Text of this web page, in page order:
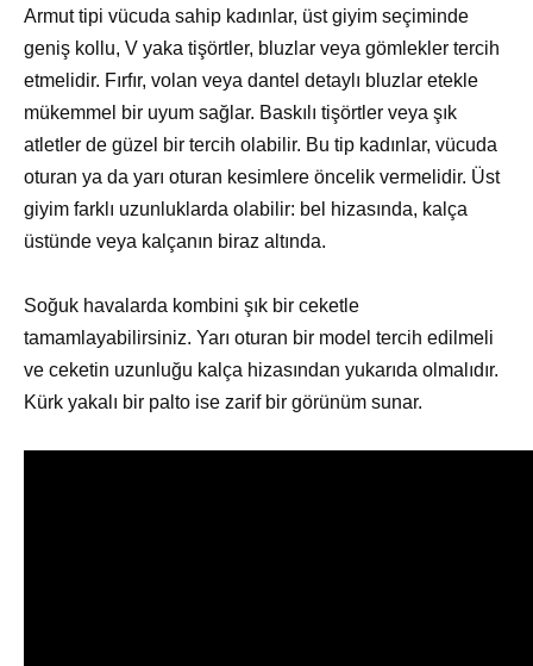
Armut tipi vücuda sahip kadınlar, üst giyim seçiminde
geniş kollu, V yaka tişörtler, bluzlar veya gömlekler tercih
etmelidir. Fırfır, volan veya dantel detaylı bluzlar etekle
mükemmel bir uyum sağlar. Baskılı tişörtler veya şık
atletler de güzel bir tercih olabilir. Bu tip kadınlar, vücuda
oturan ya da yarı oturan kesimlere öncelik vermelidir. Üst
giyim farklı uzunluklarda olabilir: bel hizasında, kalça
üstünde veya kalçanın biraz altında.
Soğuk havalarda kombini şık bir ceketle
tamamlayabilirsiniz. Yarı oturan bir model tercih edilmeli
ve ceketin uzunluğu kalça hizasından yukarıda olmalıdır.
Kürk yakalı bir palto ise zarif bir görünüm sunar.